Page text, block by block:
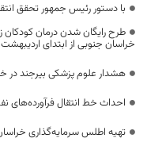
با دستور رئیس جمهور تحقق
خراسان جنوبی از ابتدای اردیبهشت
هشدار علوم پزشکی بیرجند
احداث خط انتقال فرآورده‌های
تهیه اطلس سرمایه‌گذاری